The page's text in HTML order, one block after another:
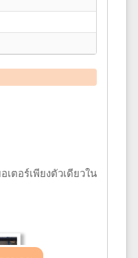
ตอร์เพียงตัวเดียวใน